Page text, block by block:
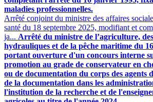
maladies professionnelles.
Arrêté conjoint du ministre des affaires
santé du 18 septembre 2025, modifiant et
ja... Arrêté du ministre de l’agriculture,
hydrauliques et de la pêche maritime du
portant ouverture d'un concours interne
promotion au grade de conservateur en
ou de documentation du corps des agents
de la documentation dans les
l'institution de la recherche et de